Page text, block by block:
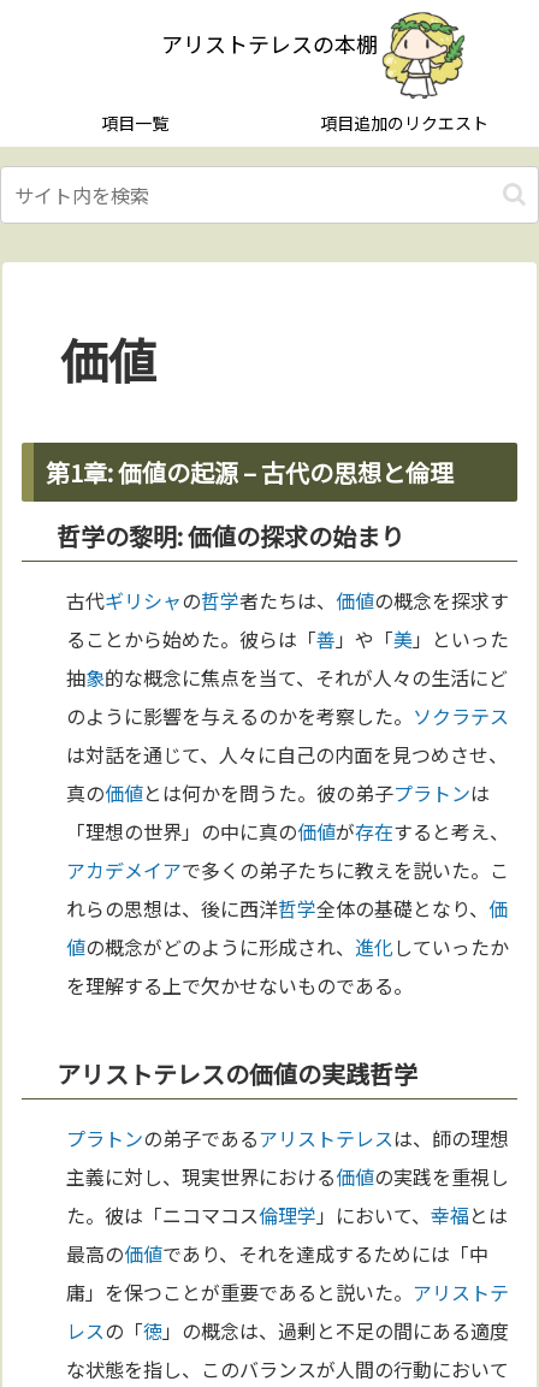
アリストテレスの本棚
項目一覧 項目追加のリクエスト
価値
第1章: 価値の起源 – 古代の思想と倫理
哲学の黎明: 価値の探求の始まり
古代ギリシャの哲学者たちは、 価値の概念を探求す
ることから始めた。彼らは「善 」や「美」といった
抽象的な概念に焦点を当て、それが人々の生活にど
のように影響を与えるのかを考察した。 ソクラテス
は対話を通じて、人々に自己の内面を見つめさせ、
真の価値とは何かを問うた。彼の弟子プラトンは
「理想の世界」の中に真の価値が存在すると考え、
アカデメイアで多くの弟子たちに教えを説いた。こ
れらの思想は、後に西洋哲学全体の基礎となり、 価
値の概念がどのように形成され、進化していったか
を理解する上で欠かせないものである。
アリストテレスの価値の実践哲学
プラトンの弟子であるアリストテレスは、師の理想
主義に対し、現実世界における価値の実践を重視し
た。彼は「ニコマコス倫理学 」において、幸福とは
最高の価値であり、それを達成するためには「中
庸」を保つことが重要であると説いた。 アリストテ
レスの「徳 」の概念は、過剰と不足の間にある適度
な状態を指し、このバランスが人間の行動において